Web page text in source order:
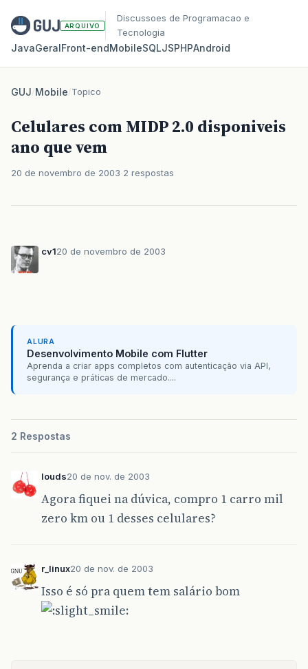
ARQUIVO
Discussoes de Programacao e
Tecnologia
JavaGeralFront‑endMobileSQLJSPHPAndroid
GUJ/Mobile/Topico
Celulares com MIDP 2.0 disponiveis
ano que vem
20 de novembro de 2003 2 respostas
cv120 de novembro de 2003
ALURA
Desenvolvimento Mobile com Flutter
Aprenda a criar apps completos com autenticação via API,
segurança e práticas de mercado....
2 Respostas
louds20 de nov. de 2003
Agora fiquei na dúvica, compro 1 carro mil
zero km ou 1 desses celulares?
r_linux20 de nov. de 2003
Isso é só pra quem tem salário bom